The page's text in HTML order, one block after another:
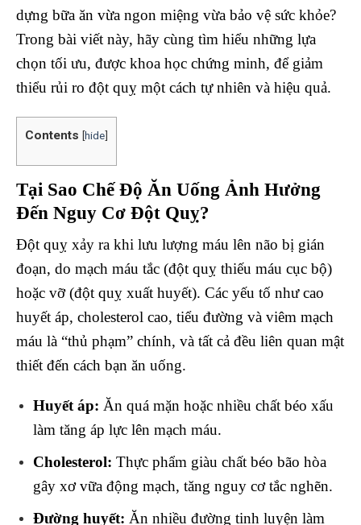
dựng bữa ăn vừa ngon miệng vừa bảo vệ sức khỏe?
Trong bài viết này, hãy cùng tìm hiểu những lựa
chọn tối ưu, được khoa học chứng minh, để giảm
thiểu rủi ro đột quỵ một cách tự nhiên và hiệu quả.
Contents [hide]
Tại Sao Chế Độ Ăn Uống Ảnh Hưởng
Đến Nguy Cơ Đột Quỵ?
Đột quỵ xảy ra khi lưu lượng máu lên não bị gián
đoạn, do mạch máu tắc (đột quỵ thiếu máu cục bộ)
hoặc vỡ (đột quỵ xuất huyết). Các yếu tố như cao
huyết áp, cholesterol cao, tiểu đường và viêm mạch
máu là “thủ phạm” chính, và tất cả đều liên quan mật
thiết đến cách bạn ăn uống.
Huyết áp: Ăn quá mặn hoặc nhiều chất béo xấu
làm tăng áp lực lên mạch máu.
Cholesterol: Thực phẩm giàu chất béo bão hòa
gây xơ vữa động mạch, tăng nguy cơ tắc nghẽn.
Đường huyết: Ăn nhiều đường tinh luyện làm